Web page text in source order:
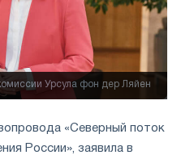
Урсула фон дер Ляйен
«Северный поток
России», заявила в